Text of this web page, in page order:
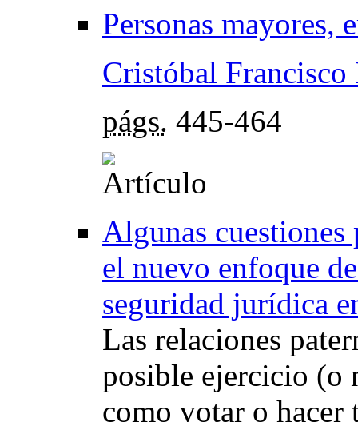
Personas mayores,
Cristóbal Francisco
págs. 445-464
Algunas
el nuevo enfoque
seguridad jurídica
Las relaciones
posible ejercicio (o
como votar o hacer